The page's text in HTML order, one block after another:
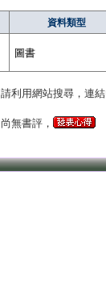
資料類型
圖書
請利用網站搜尋，連
尚無書評，